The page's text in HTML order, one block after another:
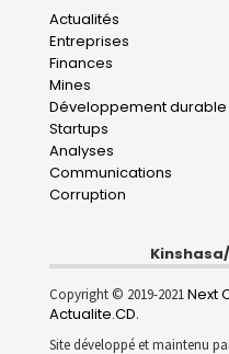
Main
navigation
Actualités
Entreprises
Finances
Mines
Développement durable
Startups
Analyses
Communications
Corruption
Copyright © 2019-2021Next
Actualite.CD.
Site développé et maintenu